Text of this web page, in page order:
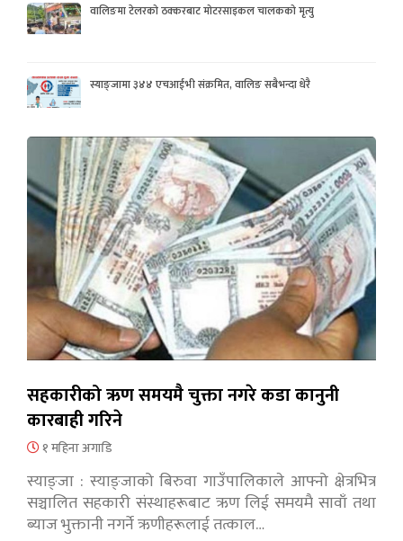
वालिङमा टेलरको ठक्करबाट मोटरसाइकल चालकको मृत्यु
स्याङ्जामा ३४४ एचआईभी संक्रमित, वालिङ सबैभन्दा धेरै
सहकारीको ऋण समयमै चुक्ता नगरे कडा कानुनी
कारबाही गरिने
१ महिना अगाडि
स्याङ्जा : स्याङ्जाको बिरुवा गाउँपालिकाले आफ्नो क्षेत्रभित्र
सञ्चालित सहकारी संस्थाहरूबाट ऋण लिई समयमै सावाँ तथा
ब्याज भुक्तानी नगर्ने ऋणीहरूलाई तत्काल…